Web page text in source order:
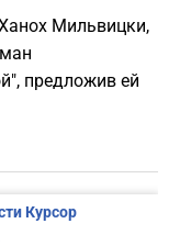
Мильвицки,
предложив ей
Курсор